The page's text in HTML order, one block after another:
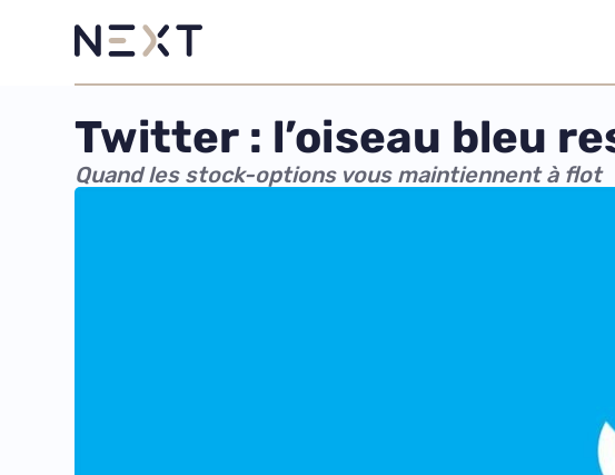
Twitter : l’oiseau bleu
Quand les stock-options vous maintiennent à flot